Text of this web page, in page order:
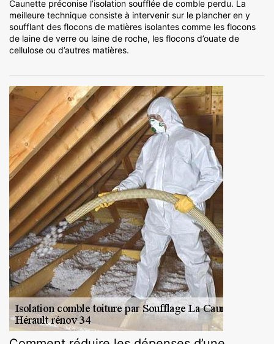
Caunette préconise l’isolation soufflée de comble perdu. La
meilleure technique consiste à intervenir sur le plancher en y
soufflant des flocons de matières isolantes comme les flocons
de laine de verre ou laine de roche, les flocons d’ouate de
cellulose ou d’autres matières.